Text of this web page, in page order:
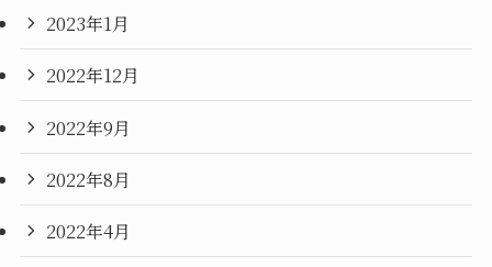
2023年1月
2022年12月
2022年9月
2022年8月
2022年4月